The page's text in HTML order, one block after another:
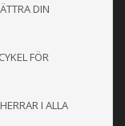
DIN
FÖR
I ALLA